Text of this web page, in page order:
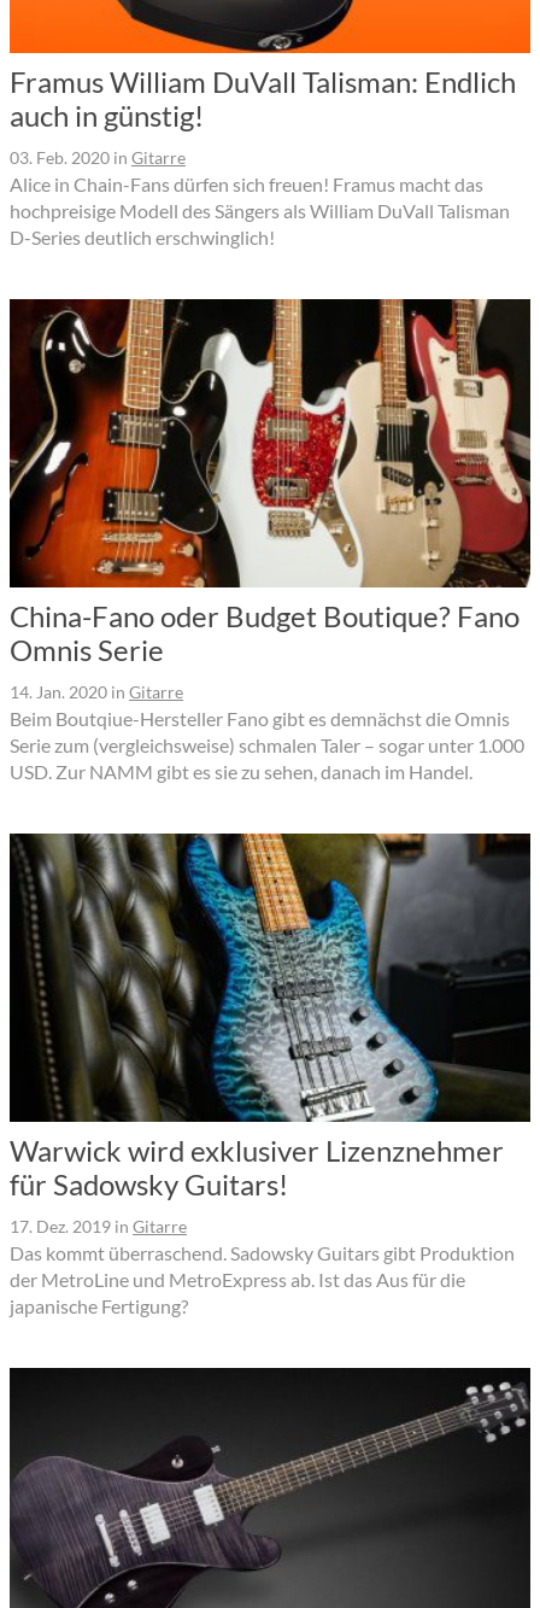
Framus William DuVall Talisman: Endlich
auch in günstig!
03. Feb. 2020 in Gitarre
Alice in Chain-Fans dürfen sich freuen! Framus macht das
hochpreisige Modell des Sängers als William DuVall Talisman
D-Series deutlich erschwinglich!
China-Fano oder Budget Boutique? Fano
Omnis Serie
14. Jan. 2020 in Gitarre
Beim Boutqiue-Hersteller Fano gibt es demnächst die Omnis
Serie zum (vergleichsweise) schmalen Taler – sogar unter 1.000
USD. Zur NAMM gibt es sie zu sehen, danach im Handel.
Warwick wird exklusiver Lizenznehmer
für Sadowsky Guitars!
17. Dez. 2019 in Gitarre
Das kommt überraschend. Sadowsky Guitars gibt Produktion
der MetroLine und MetroExpress ab. Ist das Aus für die
japanische Fertigung?